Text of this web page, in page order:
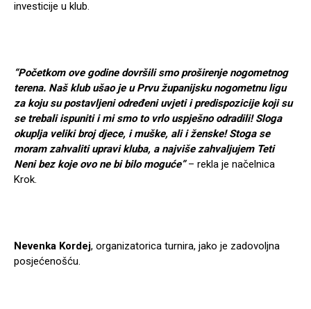
investicije u klub.
“Početkom ove godine dovršili smo proširenje nogometnog
terena. Naš klub ušao je u Prvu županijsku nogometnu ligu
za koju su postavljeni određeni uvjeti i predispozicije koji su
se trebali ispuniti i mi smo to vrlo uspješno odradili! Sloga
okuplja veliki broj djece, i muške, ali i ženske! Stoga se
moram zahvaliti upravi kluba, a najviše zahvaljujem Teti
Neni bez koje ovo ne bi bilo moguće” – rekla je načelnica
Krok.
Nevenka Kordej, organizatorica turnira, jako je zadovoljna
posjećenošću.